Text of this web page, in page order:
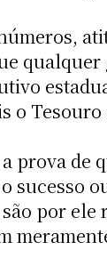
o
de
sucesso
por ele